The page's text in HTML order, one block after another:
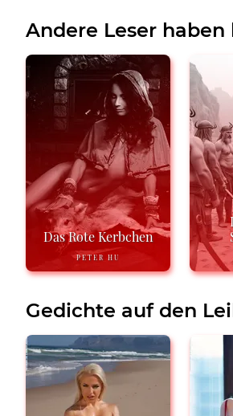
Andere Leser
Das Rote Kerbchen
PETER HU
Gedichte auf den